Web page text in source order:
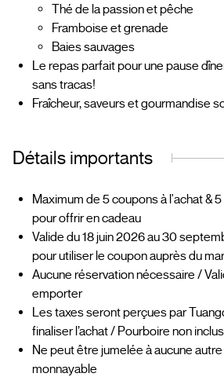
Thé de la passion et pêche
Framboise et grenade
Baies sauvages
Le repas parfait pour une pause
sans tracas!
Fraîcheur, saveurs et gourmandise
Détails importants
Maximum de 5 coupons à l'achat &
pour offrir en cadeau
Valide du 18 juin 2026 au 30
pour utiliser le coupon auprès du
Aucune réservation nécessaire /
emporter
Les taxes seront perçues par
finaliser l’achat / Pourboire non inclus
Ne peut être jumelée à aucune
monnayable